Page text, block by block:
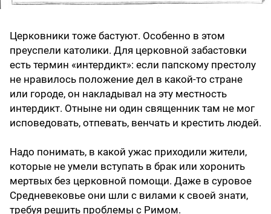
Церковники тоже бастуют. Особенно в этом
преуспели католики. Для церковной забастовки
есть термин «интердикт»: если папскому престолу
не нравилось положение дел в какой-то стране
или городе, он накладывал на эту местность
интердикт. Отныне ни один священник там не мог
исповедовать, отпевать, венчать и крестить людей.
Надо понимать, в какой ужас приходили жители,
которые не умели вступать в брак или хоронить
мертвых без церковной помощи. Даже в суровое
Средневековье они шли с вилами к своей знати,
требуя решить проблемы с Римом.